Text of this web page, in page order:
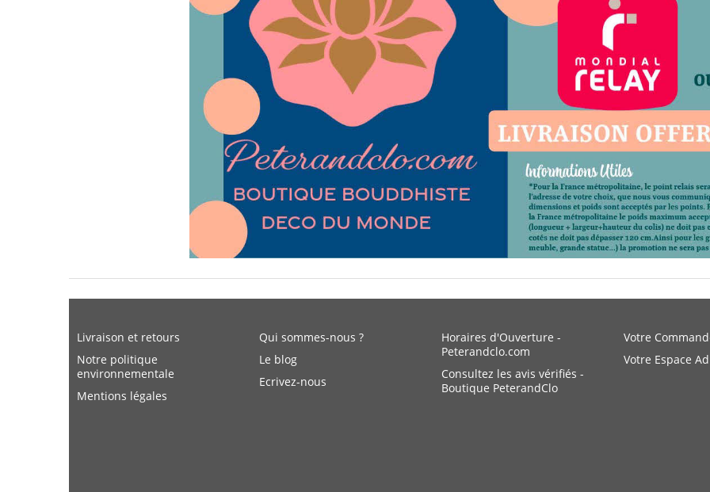
Livraison et retours
Notre politique
environnementale
Mentions légales
Qui sommes-nous ?
Le blog
Ecrivez-nous
Horaires d'Ouverture -
Peterandclo.com
Consultez les avis vérifiés -
Boutique PeterandClo
Votre
Votre Espace